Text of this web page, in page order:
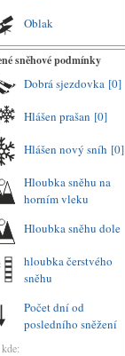
Oblak
sněhové podmínky
Dobrá sjezdovka [0]
Hlášen prašan [0]
Hlášen nový sníh [0]
Hloubka sněhu na
horním vleku
Hloubka sněhu dole
hloubka čerstvého
sněhu
Počet dní od
posledního sněžení